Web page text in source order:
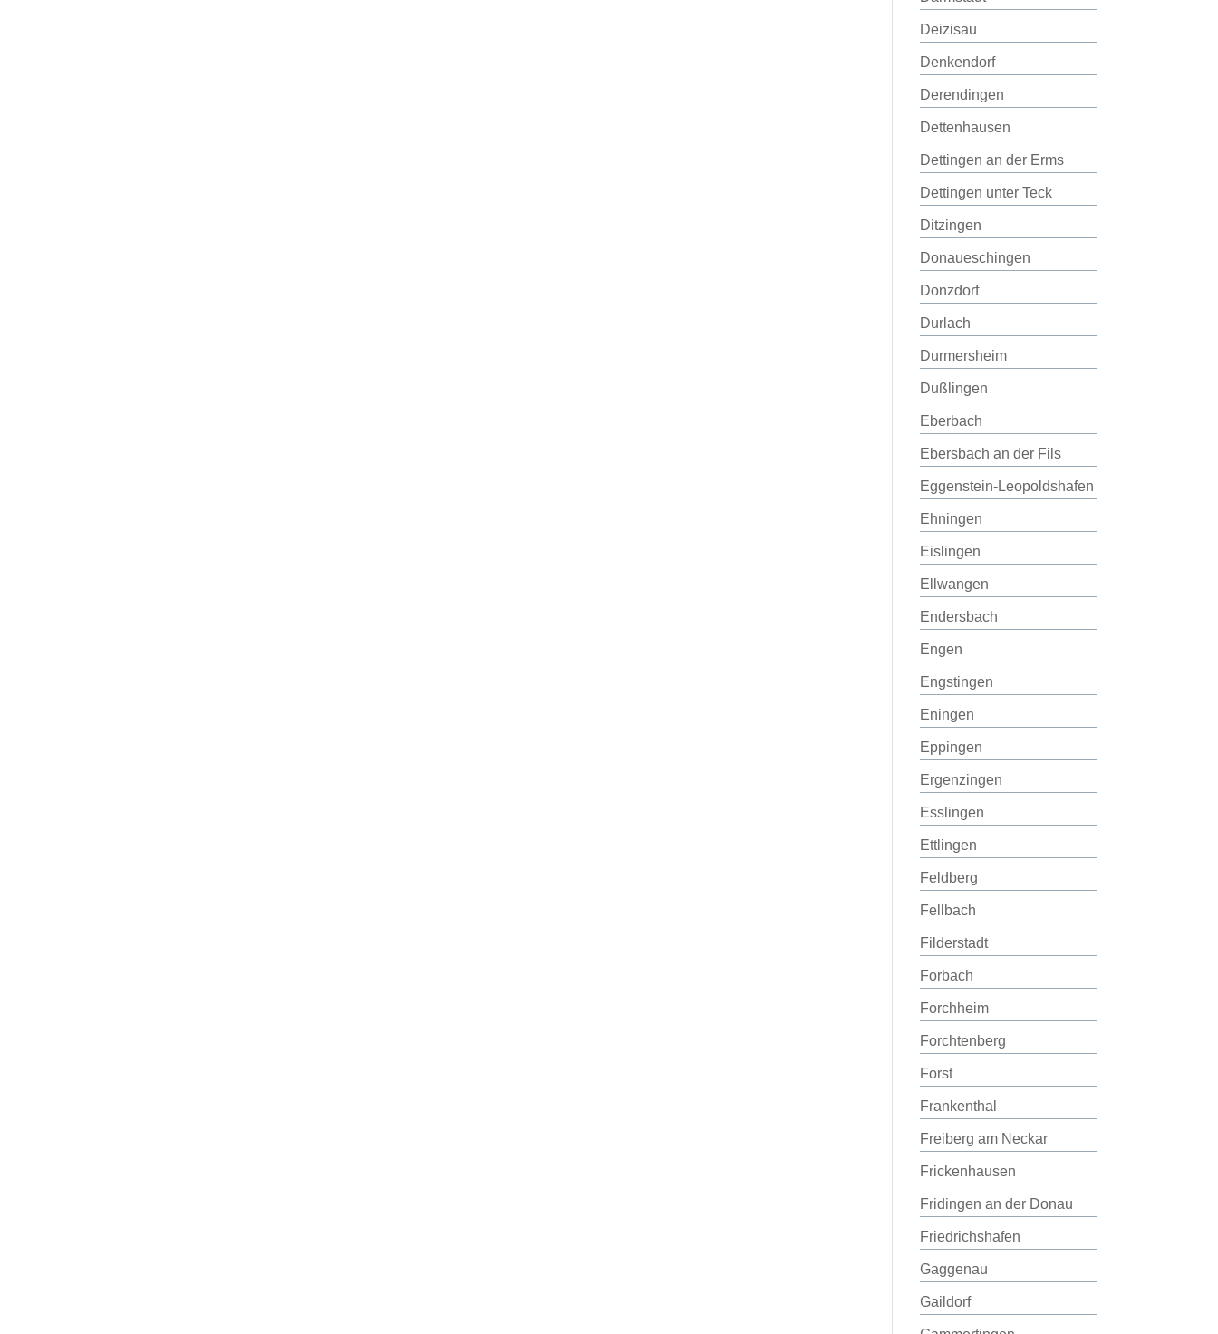
Deizisau
Denkendorf
Derendingen
Dettenhausen
Dettingen an der Erms
Dettingen unter Teck
Ditzingen
Donaueschingen
Donzdorf
Durlach
Durmersheim
Dußlingen
Eberbach
Ebersbach an der Fils
Eggenstein-Leopoldshafen
Ehningen
Eislingen
Ellwangen
Endersbach
Engen
Engstingen
Eningen
Eppingen
Ergenzingen
Esslingen
Ettlingen
Feldberg
Fellbach
Filderstadt
Forbach
Forchheim
Forchtenberg
Forst
Frankenthal
Freiberg am Neckar
Frickenhausen
Fridingen an der Donau
Friedrichshafen
Gaggenau
Gaildorf